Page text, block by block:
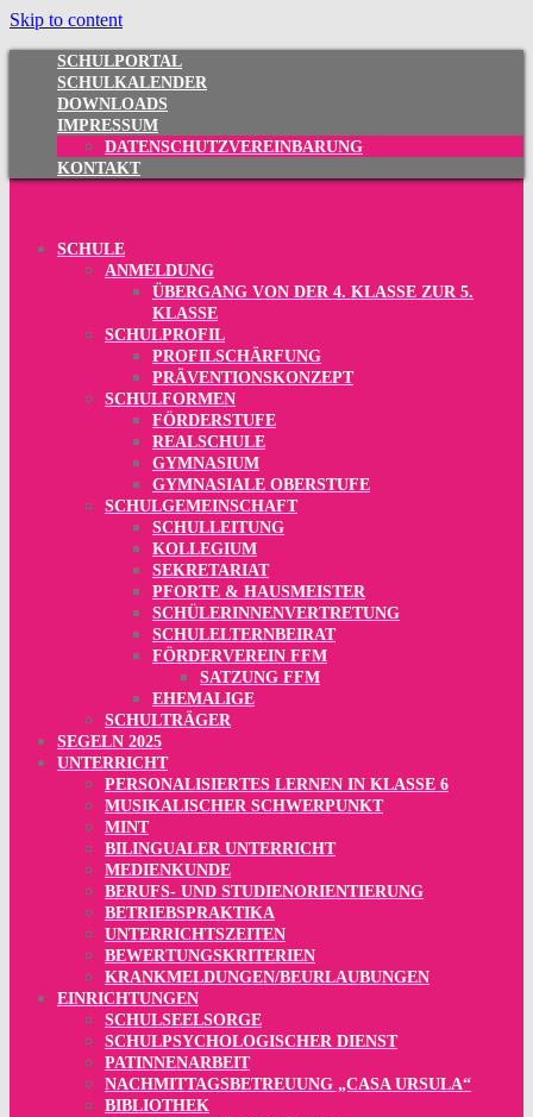
Skip to content
SCHULPORTAL
SCHULKALENDER
DOWNLOADS
IMPRESSUM
DATENSCHUTZVEREINBARUNG
KONTAKT
SCHULE
ANMELDUNG
ÜBERGANG VON DER 4. KLASSE ZUR 5.
KLASSE
SCHULPROFIL
PROFILSCHÄRFUNG
PRÄVENTIONSKONZEPT
SCHULFORMEN
FÖRDERSTUFE
REALSCHULE
GYMNASIUM
GYMNASIALE OBERSTUFE
SCHULGEMEINSCHAFT
SCHULLEITUNG
KOLLEGIUM
SEKRETARIAT
PFORTE & HAUSMEISTER
SCHÜLERINNENVERTRETUNG
SCHULELTERNBEIRAT
FÖRDERVEREIN FFM
SATZUNG FFM
EHEMALIGE
SCHULTRÄGER
SEGELN 2025
UNTERRICHT
PERSONALISIERTES LERNEN IN KLASSE 6
MUSIKALISCHER SCHWERPUNKT
MINT
BILINGUALER UNTERRICHT
MEDIENKUNDE
BERUFS- UND STUDIENORIENTIERUNG
BETRIEBSPRAKTIKA
UNTERRICHTSZEITEN
BEWERTUNGSKRITERIEN
KRANKMELDUNGEN/BEURLAUBUNGEN
EINRICHTUNGEN
SCHULSEELSORGE
SCHULPSYCHOLOGISCHER DIENST
PATINNENARBEIT
NACHMITTAGSBETREUUNG „CASA URSULA“
BIBLIOTHEK